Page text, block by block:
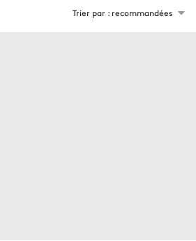
Trier par : recommandées